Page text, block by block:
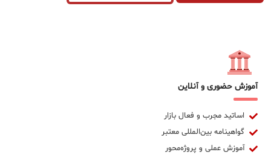
آموزش حضوری و آنلاین
اساتید مجرب و فعال بازار
گواهینامه بین‌المللی معتبر
آموزش عملی و پروژه‌محور